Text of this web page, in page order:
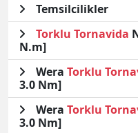
Temsilcilikler
Torklu Tornavida
N.m]
Wera Torklu
3.0 Nm]
Wera Torklu
3.0 Nm]